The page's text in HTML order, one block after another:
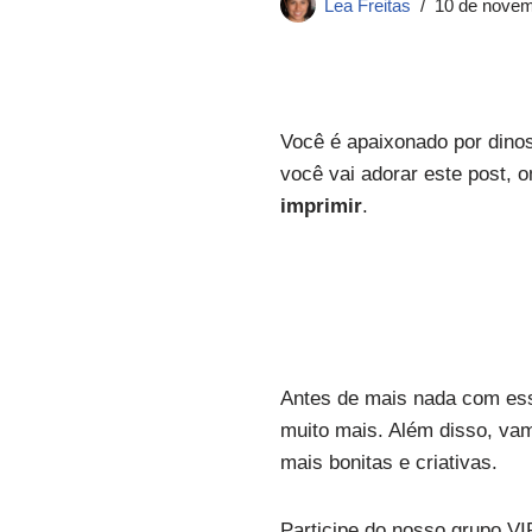
Lea Freitas 10 de
Você é apaixonado por
você vai adorar este post,
imprimir.
Antes de mais nada com
muito mais. Além disso,
mais bonitas e criativas.